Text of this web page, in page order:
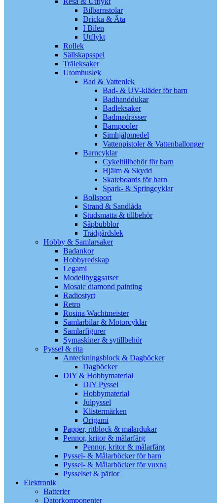
Bilbarnstolar
Dricka & Äta
I Bilen
Utflykt
Rollek
Sällskapsspel
Träleksaker
Utomhuslek
Bad & Vattenlek
Bad- & UV-kläder för barn
Badhanddukar
Badleksaker
Badmadrasser
Barnpooler
Simhjälpmedel
Vattenpistoler & Vattenballonger
Barncyklar
Cykeltillbehör för barn
Hjälm & Skydd
Skateboards för barn
Spark- & Springcyklar
Bollsport
Strand & Sandlåda
Studsmatta & tillbehör
Såpbubblor
Trädgårdslek
Hobby & Samlarsaker
Badankor
Hobbyredskap
Legami
Modellbyggsatser
Mosaic diamond painting
Radiostyrt
Retro
Rosina Wachtmeister
Samlarbilar & Motorcyklar
Samlarfigurer
Symaskiner & sytillbehör
Pyssel & rita
Anteckningsblock & Dagböcker
Dagböcker
DIY & Hobbymaterial
DIY Pyssel
Hobbymaterial
Julpyssel
Klistermärken
Origami
Papper, ritblock & målardukar
Pennor, kritor & målarfärg
Pennor, kritor & målarfärg
Pyssel- & Målarböcker för barn
Pyssel- & Målarböcker för vuxna
Pysselset & pärlor
Elektronik
Batterier
Datorkomponenter